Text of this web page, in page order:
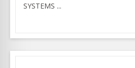
SYSTEMS ...